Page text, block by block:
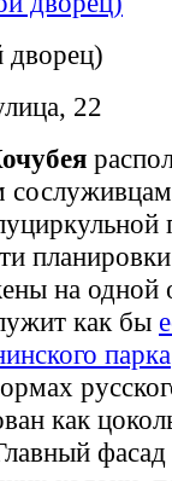
дворец)
22
на
как бы
парка
как
фасад